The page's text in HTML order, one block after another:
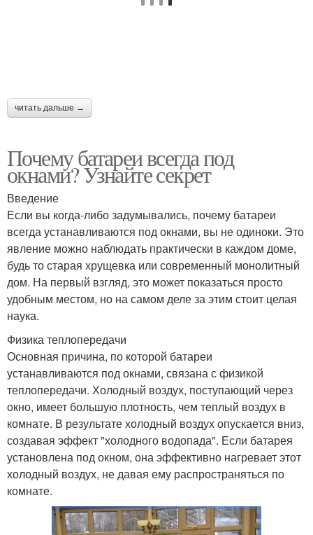
читать дальше →
Почему батареи всегда под
окнами? Узнайте секрет
Введение
Если вы когда-либо задумывались, почему батареи
всегда устанавливаются под окнами, вы не одиноки. Это
явление можно наблюдать практически в каждом доме,
будь то старая хрущевка или современный монолитный
дом. На первый взгляд, это может показаться просто
удобным местом, но на самом деле за этим стоит целая
наука.
Физика теплопередачи
Основная причина, по которой батареи
устанавливаются под окнами, связана с физикой
теплопередачи. Холодный воздух, поступающий через
окно, имеет большую плотность, чем теплый воздух в
комнате. В результате холодный воздух опускается вниз,
создавая эффект "холодного водопада". Если батарея
установлена под окном, она эффективно нагревает этот
холодный воздух, не давая ему распространяться по
комнате.